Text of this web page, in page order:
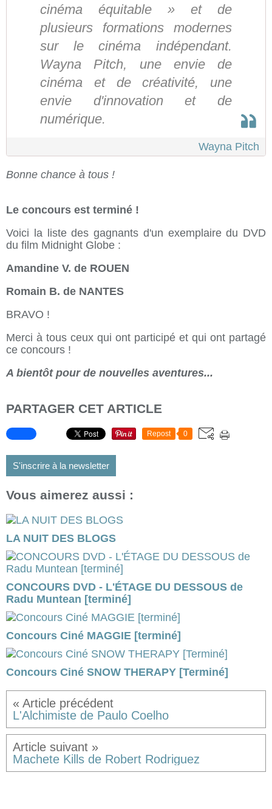
cinéma équitable » et de
plusieurs formations modernes
sur le cinéma indépendant.
Wayna Pitch, une envie de
cinéma et de créativité, une
envie d'innovation et de
numérique.
Wayna Pitch
Bonne chance à tous !
Le concours est terminé !
Voici la liste des gagnants d'un exemplaire du DVD
du film Midnight Globe :
Amandine V. de ROUEN
Romain B. de NANTES
BRAVO !
Merci à tous ceux qui ont participé et qui ont partagé
ce concours !
A bientôt pour de nouvelles aventures...
PARTAGER CET ARTICLE
Repost 0
S'inscrire à la newsletter
Vous aimerez aussi :
LA NUIT DES BLOGS
CONCOURS DVD - L'ÉTAGE DU DESSOUS de
Radu Muntean [terminé]
Concours Ciné MAGGIE [terminé]
Concours Ciné SNOW THERAPY [Terminé]
L'Alchimiste de Paulo Coelho
Machete Kills de Robert Rodriguez